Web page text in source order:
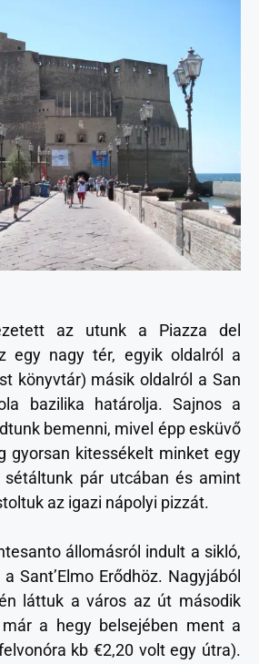
az utunk a Piazza del
egy nagy tér, egyik oldalról a
könyvtár) másik oldalról a San
bazilika határolja. Sajnos a
bemenni, mivel épp esküvő
gyorsan kitessékelt minket egy
sétáltunk pár utcában és amint
az igazi nápolyi pizzát.
állomásról indult a sikló,
Sant’Elmo Erődhöz. Nagyjából
láttuk a város az út második
a hegy belsejében ment a
kb €2,20 volt egy útra).